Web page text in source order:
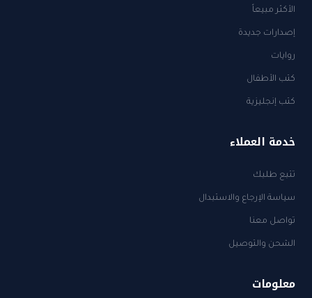
الأكثر مبيعاً
إصدارات جديدة
روايات
كتب الأطفال
كتب إنجليزية
خدمة العملاء
تتبع طلبك
سياسة الإرجاع والاستبدال
تواصل معنا
الشحن والتوصيل
معلومات